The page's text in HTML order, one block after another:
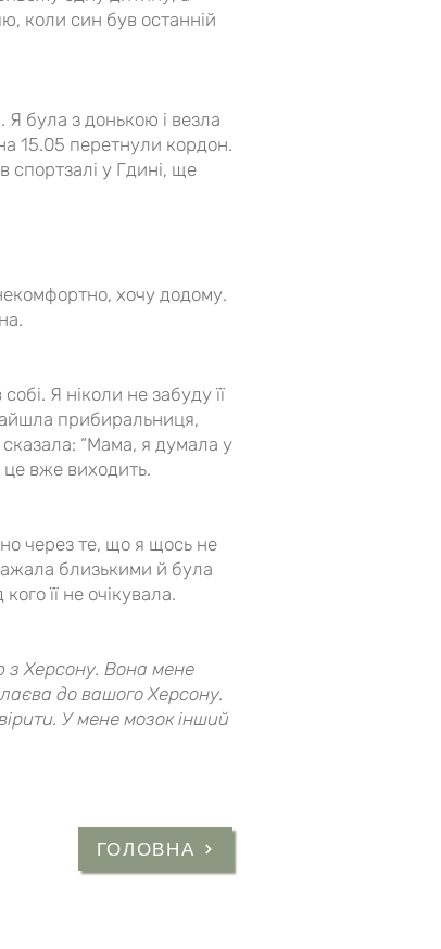
коли син був останній
була з донькою і везла
15.05 перетнули кордон.
спортзалі у Гдині, ще
хочу додому.
Я ніколи не забуду її
прибиральниця,
“Мама, я думала у
це вже виходить.
через те, що я щось не
близькими й була
її не очікувала.
з Херсону. Вона мене
до вашого Херсону.
У мене мозок інший
ГОЛОВНА